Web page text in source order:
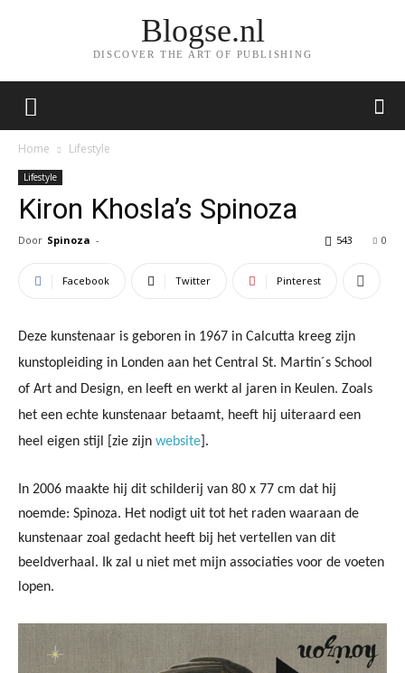
Blogse.nl
DISCOVER THE ART OF PUBLISHING
Home Lifestyle
Lifestyle
Kiron Khosla’s Spinoza
Door Spinoza - 0
543
Facebook Twitter Pinterest
Deze kunstenaar is geboren in 1967 in Calcutta kreeg zijn
kunstopleiding in Londen aan het Central St. Martin´s School
of Art and Design, en leeft en werkt al jaren in Keulen. Zoals
het een echte kunstenaar betaamt, heeft hij uiteraard een
heel eigen stijl [zie zijn website ].
In 2006 maakte hij dit schilderij van 80 x 77 cm dat hij
noemde: Spinoza. Het nodigt uit tot het raden waaraan de
kunstenaar zoal gedacht heeft bij het vertellen van dit
beeldverhaal. Ik zal u niet met mijn associaties voor de voeten
lopen.